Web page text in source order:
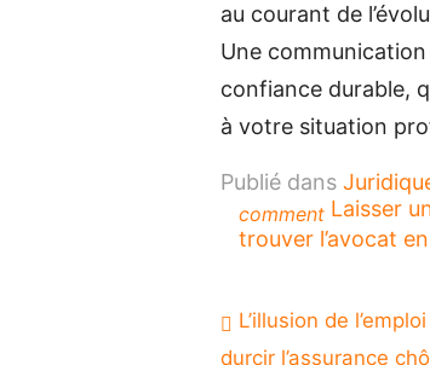
au courant de
Une
confiance durable,
à votre situation
Publié dans
comment Laisser
trouver l’avocat
Navigation
de
L’illusion de
durcir l’assurance